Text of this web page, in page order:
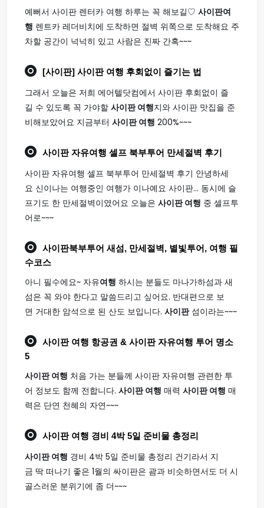
예뻐서 사이판 렌터카 여행 하루는 꼭 해보길♡ 사이판여
행 렌트카 레더비치에 도착하면 절벽 위쪽으로 도착해요 주
차할 공간이 넉넉히 있고 사람은 진짜 간혹~~~
[사이판] 사이판 여행 후회없이 즐기는 법
그래서 오늘은 저희 에어텔닷컴에서 사이판 후회없이 즐
길 수 있도록 꼭 가야할 사이판 여행지와 사이판 맛집을 준
비해보았어요 지금부터 사이판 여행 200%~~~
사이판자유여행 셀프 북부투어 만세절벽 후기
사이판 자유여행 셀프 북부투어 만세절벽 후기 안녕하세
요 신이나는 여행중인 여행가 이나예요 사이판... 동시에 슬
프기도 한 만세절벽이였어요 오늘은 사이판 여행 중 셀프투
어로~~~
사이판북부투어 새섬, 만세절벽, 별빛투어, 여행 필
수코스
아니 필수에요~ 자유여행 하시는 분들도 마나가하섬과 새
섬은 꼭 와야 한다고 말씀드리고 싶어요. 반대편으로 보
면 거대한 암석으로 된 산도 보입니다. 사이판섬이라는~~~
사이판 여행 항공권 & 사이판 자유여행 투어 명소
5
사이판 여행 처음 가는 분들께 사이판 자유여행 관련한 투
어 정보도 함께 전합니다. 사이판 여행 매력 사이판 여행 매
력은 단연 천혜의 자연~~~
사이판 여행 경비 4박 5일 준비물 총정리
사이판 여행 경비 4박 5일 준비물 총정리 건기라서 지
금 딱 떠나기 좋은 1월의 싸이판은 괌과 비슷하면서도 더 시
골스러운 분위기에 좀 더~~~